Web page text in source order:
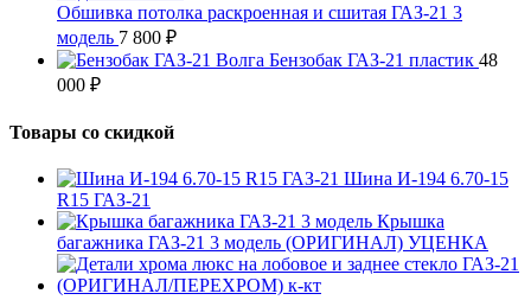
Обшивка потолка раскроенная и сшитая ГАЗ-21 3
модель 7 800 ₽
Бензобак ГАЗ-21 пластик 48
000 ₽
Товары со скидкой
Шина И-194 6.70-15
R15 ГАЗ-21
Крышка
багажника ГАЗ-21 3 модель (ОРИГИНАЛ) УЦЕНКА